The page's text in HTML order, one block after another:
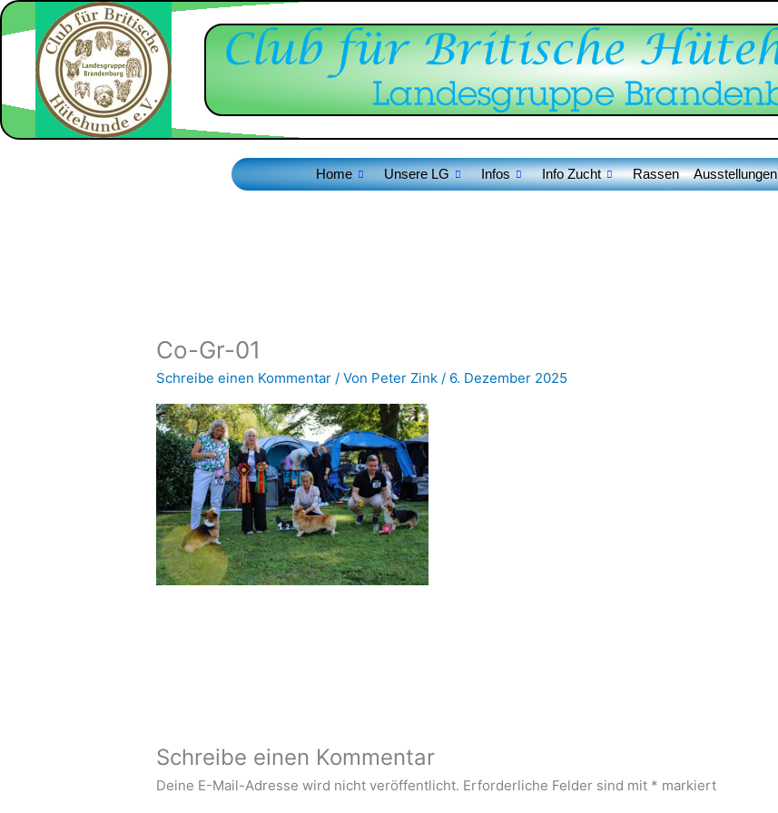
Zum
Inhalt
springen
Home Unsere LG Infos Info Zucht Rassen Ausstellungen
Co-Gr-01
Schreibe einen Kommentar / Von Peter Zink/ 6. Dezember 2025
Schreibe einen Kommentar
Deine E-Mail-Adresse wird nicht veröffentlicht. Erforderliche Felder sind mit * markiert